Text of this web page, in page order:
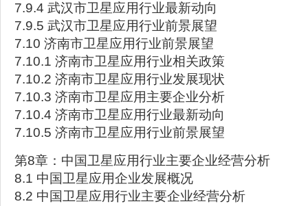
7.9.4 武汉市卫星应用行业最新动向
7.9.5 武汉市卫星应用行业前景展望
7.10 济南市卫星应用行业前景展望
7.10.1 济南市卫星应用行业相关政策
7.10.2 济南市卫星应用行业发展现状
7.10.3 济南市卫星应用主要企业分析
7.10.4 济南市卫星应用行业最新动向
7.10.5 济南市卫星应用行业前景展望
第8章：中国卫星应用行业主要企业经营分析
8.1 中国卫星应用企业发展概况
8.2 中国卫星应用行业主要企业经营分析